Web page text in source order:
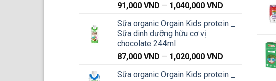
1,040,000 VND
91,000 VND – 1,040,000 VND
từ
1,040,000 VND
Sữa organic Orgain Kids protein _
Sữa dinh dưỡng hữu cơ vị
chocolate 244ml
87,000 VND – 1,020,000 VND
từ
Sữa organic Orgain Kids protein _